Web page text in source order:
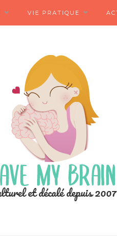
VIE PRATIQUE